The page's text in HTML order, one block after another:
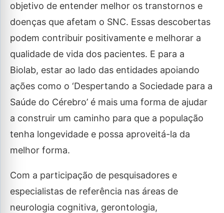
objetivo de entender melhor os transtornos e
doenças que afetam o SNC. Essas descobertas
podem contribuir positivamente e melhorar a
qualidade de vida dos pacientes. E para a
Biolab, estar ao lado das entidades apoiando
ações como o ‘Despertando a Sociedade para a
Saúde do Cérebro’ é mais uma forma de ajudar
a construir um caminho para que a população
tenha longevidade e possa aproveitá-la da
melhor forma.
Com a participação de pesquisadores e
especialistas de referência nas áreas de
neurologia cognitiva, gerontologia,